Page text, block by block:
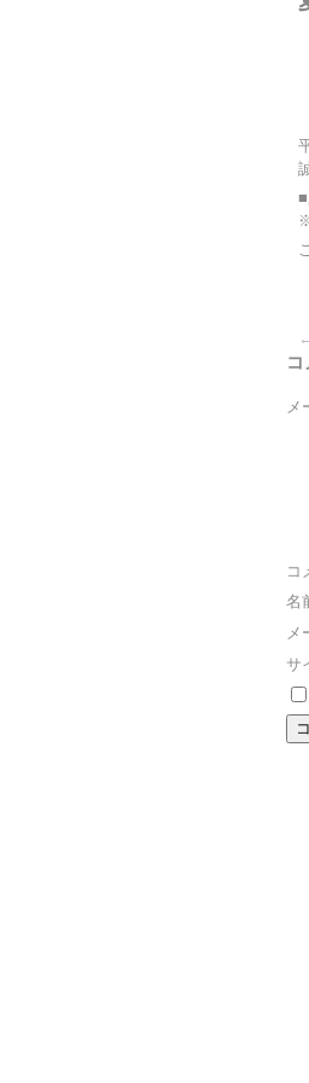
メ
コ
名
メ
サ